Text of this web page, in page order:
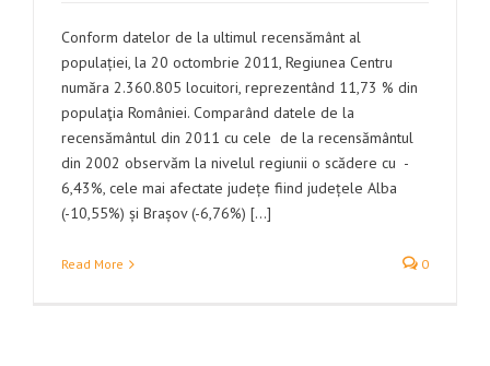
Conform datelor de la ultimul recensământ al
populației, la 20 octombrie 2011, Regiunea Centru
număra 2.360.805 locuitori, reprezentând 11,73 % din
populaţia României. Comparând datele de la
recensământul din 2011 cu cele de la recensământul
din 2002 observăm la nivelul regiunii o scădere cu -
6,43%, cele mai afectate județe fiind județele Alba
(-10,55%) și Brașov (-6,76%) [...]
Read More 0